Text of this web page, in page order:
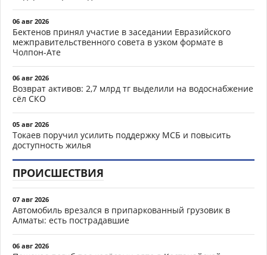
06 авг 2026
Бектенов принял участие в заседании Евразийского
межправительственного совета в узком формате в
Чолпон-Ате
06 авг 2026
Возврат активов: 2,7 млрд тг выделили на водоснабжение
сёл СКО
05 авг 2026
Токаев поручил усилить поддержку МСБ и повысить
доступность жилья
ПРОИСШЕСТВИЯ
07 авг 2026
Автомобиль врезался в припаркованный грузовик в
Алматы: есть пострадавшие
06 авг 2026